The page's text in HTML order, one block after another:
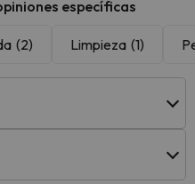
específicas
(2) Limpieza (1)